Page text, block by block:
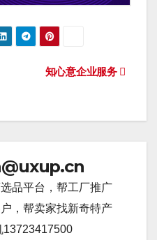
知心意企业服务
品平台，帮工厂推广
，帮卖家找新奇特产
13723417500